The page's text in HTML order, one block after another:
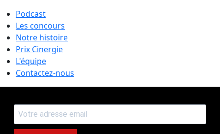
Podcast
Les concours
Notre histoire
Prix Cinergie
L'équipe
Contactez-nous